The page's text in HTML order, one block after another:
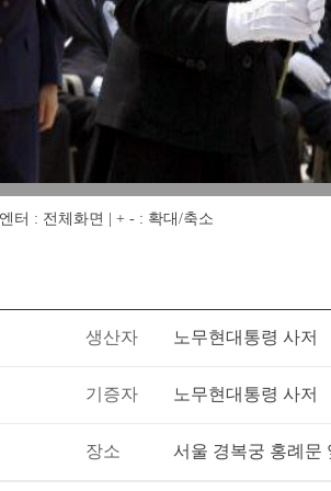
터 : 전체화면 | + - : 확대/축소
생산자 노무현대통령 사저
기증자 노무현대통령 사저
장소 서울 경복궁 홍례문